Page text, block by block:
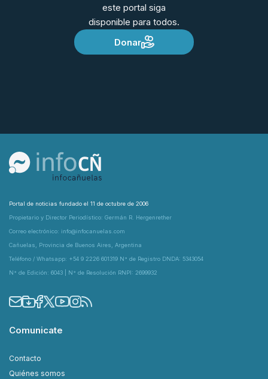
este portal siga
disponible para todos.
Donar
Portal de noticias fundado el 11 de octubre de 2006
Propietario y Director Periodístico: Germán R. Hergenrether
Correo electrónico: info@infocanuelas.com
Cañuelas, Provincia de Buenos Aires, Argentina
Teléfono / Whatsapp: +54 9 2226 601319 N° de Registro DNDA: 5343054
N° de Edición: 6043 | N° de Resolución RNPI: 2699932
Comunicate
Contacto
Quiénes somos